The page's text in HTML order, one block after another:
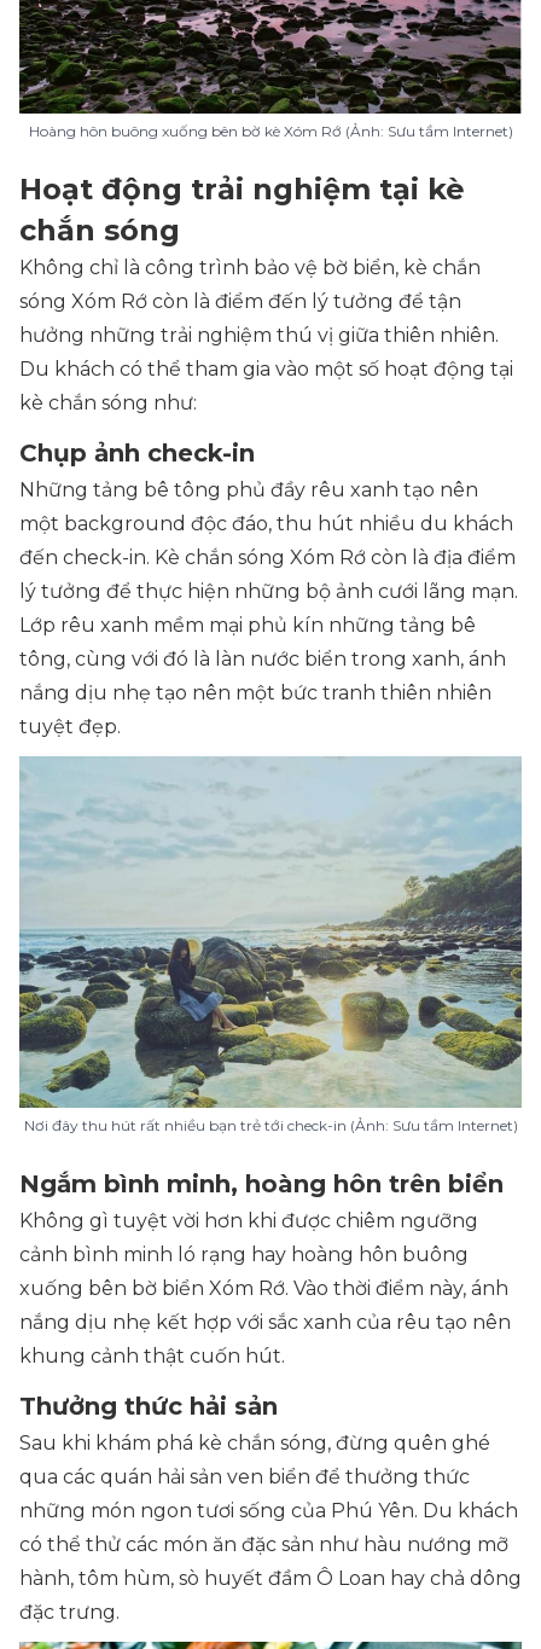
Hoàng hôn buông xuống bên bờ kè Xóm Rớ (Ảnh: Sưu tầm Internet)
Hoạt động trải nghiệm tại kè
chắn sóng
Không chỉ là công trình bảo vệ bờ biển, kè chắn
sóng Xóm Rớ còn là điểm đến lý tưởng để tận
hưởng những trải nghiệm thú vị giữa thiên nhiên.
Du khách có thể tham gia vào một số hoạt động tại
kè chắn sóng như:
Chụp ảnh check-in
Những tảng bê tông phủ đầy rêu xanh tạo nên
một background độc đáo, thu hút nhiều du khách
đến check-in. Kè chắn sóng Xóm Rớ còn là địa điểm
lý tưởng để thực hiện những bộ ảnh cưới lãng mạn.
Lớp rêu xanh mềm mại phủ kín những tảng bê
tông, cùng với đó là làn nước biển trong xanh, ánh
nắng dịu nhẹ tạo nên một bức tranh thiên nhiên
tuyệt đẹp.
Nơi đây thu hút rất nhiều bạn trẻ tới check-in (Ảnh: Sưu tầm Internet)
Ngắm bình minh, hoàng hôn trên biển
Không gì tuyệt vời hơn khi được chiêm ngưỡng
cảnh bình minh ló rạng hay hoàng hôn buông
xuống bên bờ biển Xóm Rớ. Vào thời điểm này, ánh
nắng dịu nhẹ kết hợp với sắc xanh của rêu tạo nên
khung cảnh thật cuốn hút.
Thưởng thức hải sản
Sau khi khám phá kè chắn sóng, đừng quên ghé
qua các quán hải sản ven biển để thưởng thức
những món ngon tươi sống của Phú Yên. Du khách
có thể thử các món ăn đặc sản như hàu nướng mỡ
hành, tôm hùm, sò huyết đầm Ô Loan hay chả dông
đặc trưng.